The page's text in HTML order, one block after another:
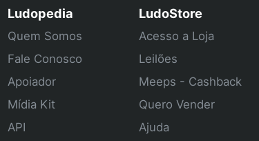
Ludopedia
Quem Somos
Fale Conosco
Apoiador
Mídia Kit
API
LudoStore
Acesso a Loja
Leilões
Meeps - Cashback
Quero Vender
Ajuda